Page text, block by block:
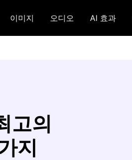
이미지 오디오 AI 효과
고의
지